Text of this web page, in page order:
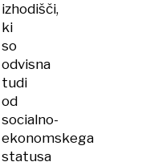
izhodišči,
ki
so
odvisna
tudi
od
socialno-
ekonomskega
statusa